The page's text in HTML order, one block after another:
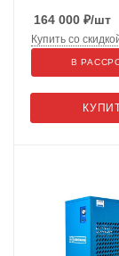
164 000 ₽/шт
Купить со
В